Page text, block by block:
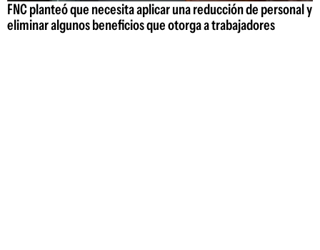
FNC planteó que necesita aplicar una reducción de personal y
eliminar algunos beneficios que otorga a trabajadores